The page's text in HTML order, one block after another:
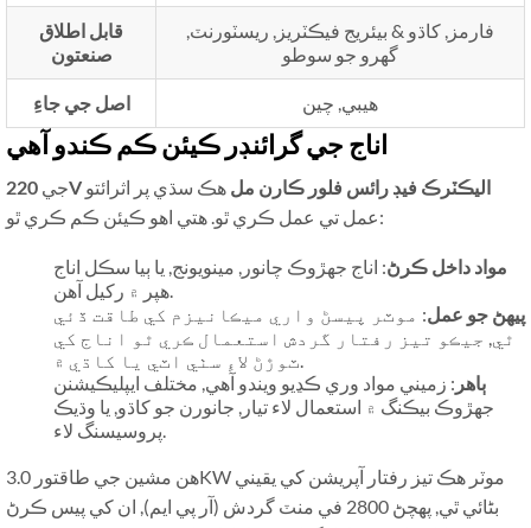
قابل اطلاق
صنعتون
فارمز, کاڌو & بيئريج فيڪٽريز, ريسٽورنٽ,
گهرو جو سوطو
اصل جي جاءِ هيبي, چين
اناج جي گرائنڊر ڪيئن ڪم ڪندو آهي
جي 220V اليڪٽرڪ فيڊ رائس فلور ڪارن مل هڪ سڌي پر اثرائتو
عمل تي عمل ڪري ٿو. هتي اهو ڪيئن ڪم ڪري ٿو:
مواد داخل ڪرڻ: اناج جهڙوڪ چانور, مينويونج, يا ٻيا سڪل اناج
ھپر ۾ رکيل آھن.
پيهڻ جو عمل: موٽر پيسڻ واري ميڪانيزم کي طاقت ڏئي
ٿي, جيڪو تيز رفتار گردش استعمال ڪري ٿو اناج کي
ٽوڙڻ لاءِ سٺي اٽي يا کاڌي ۾.
ٻاھر : زميني مواد وري ڪڍيو ويندو آهي, مختلف ايپليڪيشنن
جهڙوڪ بيڪنگ ۾ استعمال لاء تيار, جانورن جو کاڌو, يا وڌيڪ
پروسيسنگ لاء.
هن مشين جي طاقتور 3.0KW موٽر هڪ تيز رفتار آپريشن کي يقيني
بڻائي ٿي, پهچڻ 2800 في منٽ گردش (آر پي ايم), ان کي پيس ڪرڻ